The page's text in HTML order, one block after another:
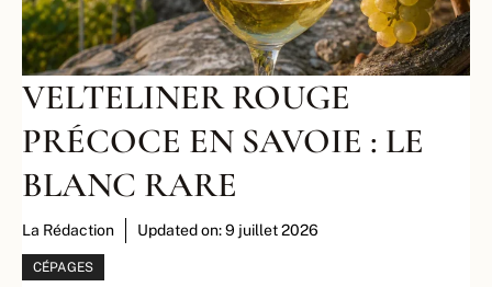
VELTELINER ROUGE
PRÉCOCE EN SAVOIE : LE
BLANC RARE
La Rédaction Updated on:9 juillet 2026
CÉPAGES